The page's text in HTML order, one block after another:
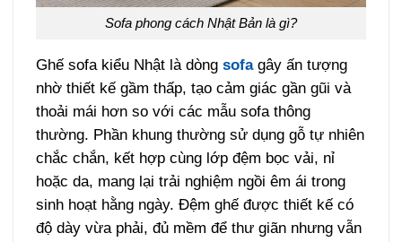
Sofa phong cách Nhật Bản là gì?
Ghế sofa kiểu Nhật là dòngsofagây ấn tượng
nhờ thiết kế gầm thấp, tạo cảm giác gần gũi và
thoải mái hơn so với các mẫu sofa thông
thường. Phần khung thường sử dụng gỗ tự nhiên
chắc chắn, kết hợp cùng lớp đệm bọc vải, nỉ
hoặc da, mang lại trải nghiệm ngồi êm ái trong
sinh hoạt hằng ngày. Đệm ghế được thiết kế có
độ dày vừa phải, đủ mềm để thư giãn nhưng vẫn